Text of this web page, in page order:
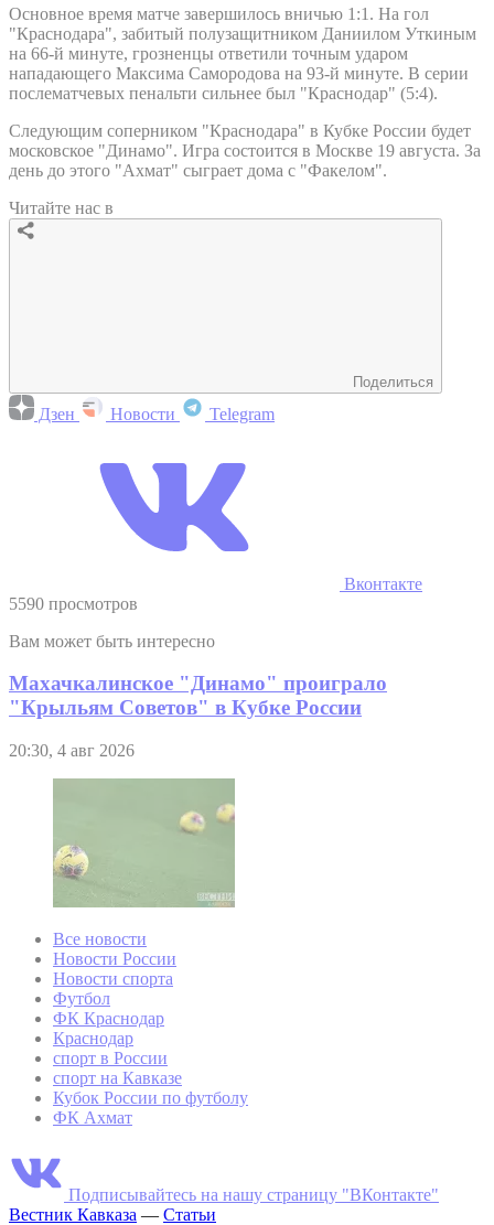
Основное время матче завершилось вничью 1:1. На гол
"Краснодара", забитый полузащитником Даниилом Уткиным
на 66-й минуте, грозненцы ответили точным ударом
нападающего Максима Самородова на 93-й минуте. В серии
послематчевых пенальти сильнее был "Краснодар" (5:4).
Следующим соперником "Краснодара" в Кубке России будет
московское "Динамо". Игра состоится в Москве 19 августа. За
день до этого "Ахмат" сыграет дома с "Факелом".
Читайте нас в
Поделиться
Дзен Новости Telegram
Вконтакте
5590 просмотров
Вам может быть интересно
Махачкалинское "Динамо" проиграло
"Крыльям Советов" в Кубке России
20:30, 4 авг 2026
Все новости
Новости России
Новости спорта
Футбол
ФК Краснодар
Краснодар
спорт в России
спорт на Кавказе
Кубок России по футболу
ФК Ахмат
Подписывайтесь на нашу страницу "ВКонтакте"
Вестник Кавказа — Статьи